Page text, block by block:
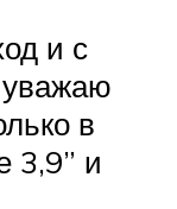
и с
в
3,9” и